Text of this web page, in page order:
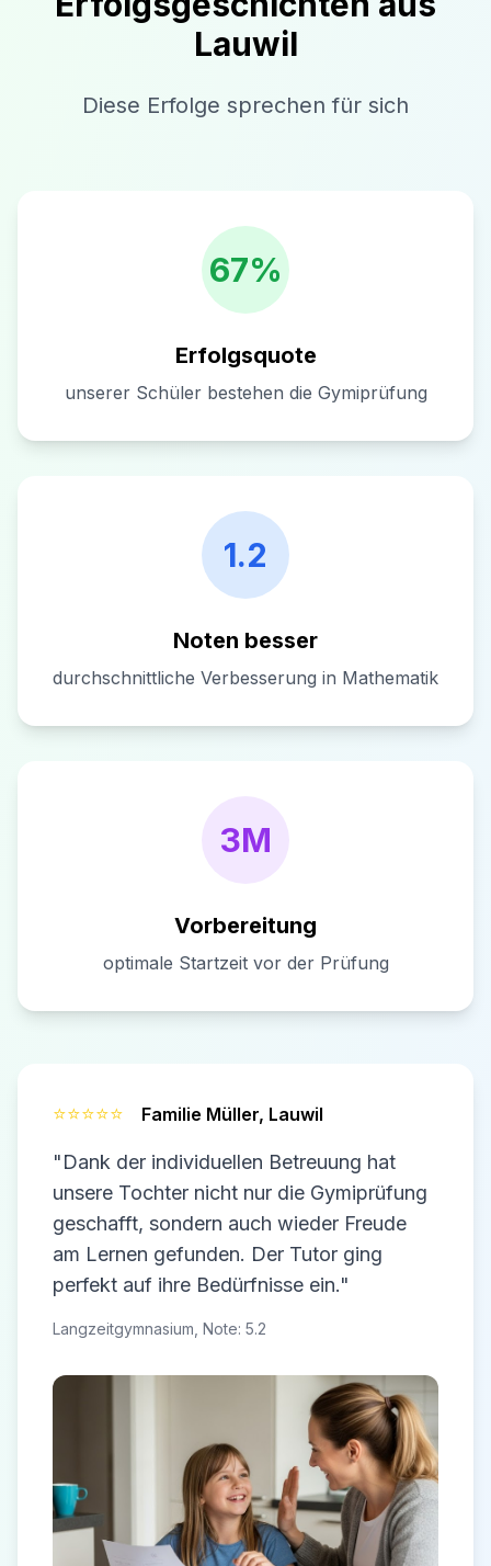
Lauwil
Diese Erfolge sprechen für sich
67%
Erfolgsquote
unserer Schüler bestehen die Gymiprüfung
1.2
Noten besser
durchschnittliche Verbesserung in Mathematik
3M
Vorbereitung
optimale Startzeit vor der Prüfung
⭐⭐⭐⭐⭐ Familie Müller, Lauwil
"Dank der individuellen Betreuung hat
unsere Tochter nicht nur die Gymiprüfung
geschafft, sondern auch wieder Freude
am Lernen gefunden. Der Tutor ging
perfekt auf ihre Bedürfnisse ein."
Langzeitgymnasium, Note: 5.2